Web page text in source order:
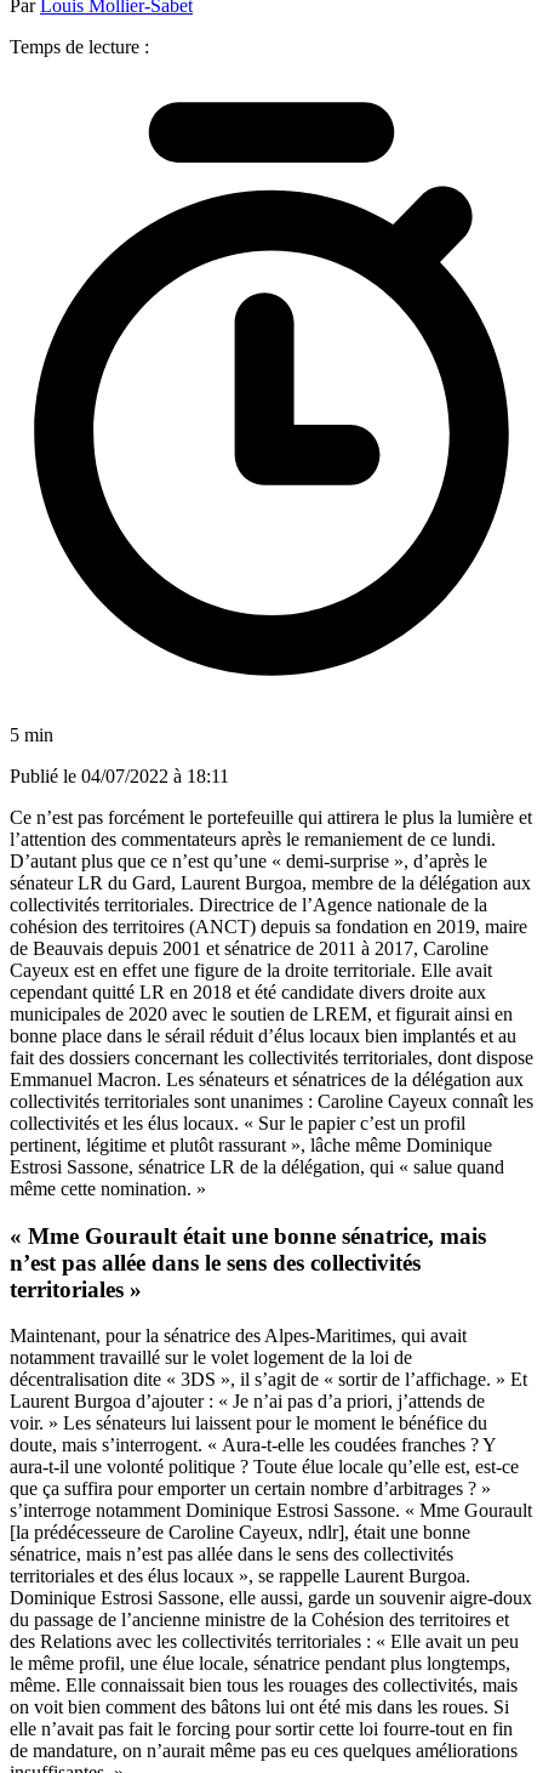
ParLouis Mollier-Sabet
Temps de lecture :
5 min
Publié le 04/07/2022 à 18:11
Ce n’est pas forcément le portefeuille qui attirera le plus la lumière et
l’attention des commentateurs après le remaniement de ce lundi.
D’autant plus que ce n’est qu’une « demi-surprise », d’après le
sénateur LR du Gard, Laurent Burgoa, membre de la délégation aux
collectivités territoriales. Directrice de l’Agence nationale de la
cohésion des territoires (ANCT) depuis sa fondation en 2019, maire
de Beauvais depuis 2001 et sénatrice de 2011 à 2017, Caroline
Cayeux est en effet une figure de la droite territoriale. Elle avait
cependant quitté LR en 2018 et été candidate divers droite aux
municipales de 2020 avec le soutien de LREM, et figurait ainsi en
bonne place dans le sérail réduit d’élus locaux bien implantés et au
fait des dossiers concernant les collectivités territoriales, dont dispose
Emmanuel Macron. Les sénateurs et sénatrices de la délégation aux
collectivités territoriales sont unanimes : Caroline Cayeux connaît les
collectivités et les élus locaux. « Sur le papier c’est un profil
pertinent, légitime et plutôt rassurant », lâche même Dominique
Estrosi Sassone, sénatrice LR de la délégation, qui « salue quand
même cette nomination. »
« Mme Gourault était une bonne sénatrice, mais
n’est pas allée dans le sens des collectivités
territoriales »
Maintenant, pour la sénatrice des Alpes-Maritimes, qui avait
notamment travaillé surle volet logement de la loi de
décentralisation dite « 3DS », il s’agit de « sortir de l’affichage. » Et
Laurent Burgoa d’ajouter : « Je n’ai pas d’a priori, j’attends de
voir. » Les sénateurs lui laissent pour le moment le bénéfice du
doute, mais s’interrogent. « Aura-t-elle les coudées franches ? Y
aura-t-il une volonté politique ? Toute élue locale qu’elle est, est-ce
que ça suffira pour emporter un certain nombre d’arbitrages ? »
s’interroge notamment Dominique Estrosi Sassone. « Mme Gourault
[la prédécesseure de Caroline Cayeux, ndlr], était une bonne
sénatrice, mais n’est pas allée dans le sens des collectivités
territoriales et des élus locaux », se rappelle Laurent Burgoa.
Dominique Estrosi Sassone, elle aussi, garde un souvenir aigre-doux
du passage de l’ancienne ministre de la Cohésion des territoires et
des Relations avec les collectivités territoriales : « Elle avait un peu
le même profil, une élue locale, sénatrice pendant plus longtemps,
même. Elle connaissait bien tous les rouages des collectivités, mais
on voit bien comment des bâtons lui ont été mis dans les roues. Si
elle n’avait pas fait le forcing pour sortir cette loi fourre-tout en fin
de mandature, on n’aurait même pas eu ces quelques améliorations